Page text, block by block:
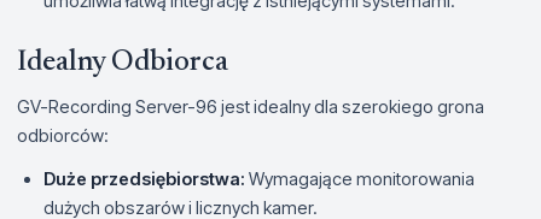
Idealny Odbiorca
GV-Recording Server-96 jest idealny dla szerokiego grona
odbiorców:
Duże przedsiębiorstwa: Wymagające monitorowania
dużych obszarów i licznych kamer.